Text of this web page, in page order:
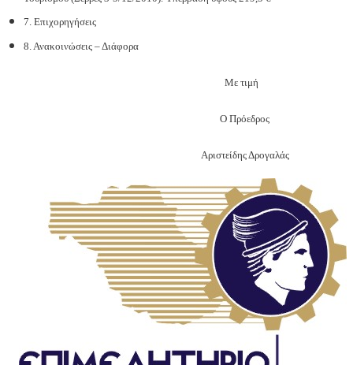
7. Επιχορηγήσεις
8. Ανακοινώσεις – Διάφορα
Με τιμή
Ο Πρόεδρος
Αριστείδης Δρογαλάς